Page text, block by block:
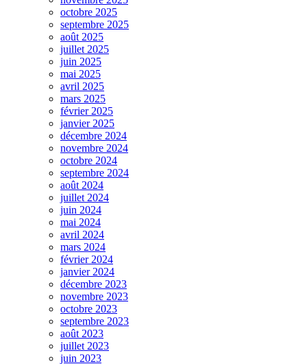
octobre 2025
septembre 2025
août 2025
juillet 2025
juin 2025
mai 2025
avril 2025
mars 2025
février 2025
janvier 2025
décembre 2024
novembre 2024
octobre 2024
septembre 2024
août 2024
juillet 2024
juin 2024
mai 2024
avril 2024
mars 2024
février 2024
janvier 2024
décembre 2023
novembre 2023
octobre 2023
septembre 2023
août 2023
juillet 2023
juin 2023